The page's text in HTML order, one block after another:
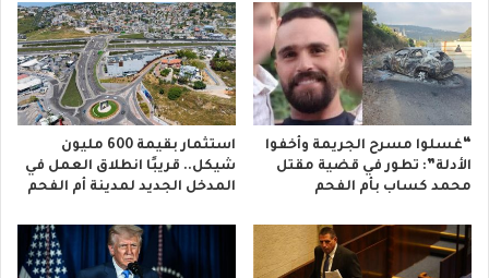
“غسلوا مسرح الجريمة وأخفوا
الأدلة”: تطور في قضية مقتل
محمد كساب بأم الفحم
استثمار بقيمة 600 مليون
شيكل.. قريبًا انطلاق العمل في
المدخل الجديد لمدينة أم الفحم